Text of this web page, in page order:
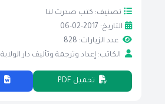
تصنيف: كتب صدرت لنا
التاريخ: 2017-02-06
عدد الزيارات: 828
الكاتب: إعداد وترجمة وتأليف دار الولاية
تحميل PDF